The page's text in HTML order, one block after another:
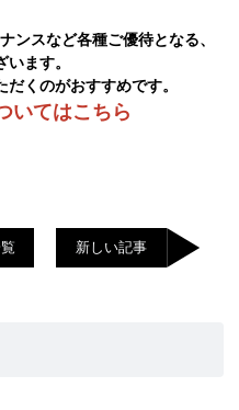
ンスなど各種ご優待となる、
ます。
くのがおすすめです。
いてはこちら
新しい記事